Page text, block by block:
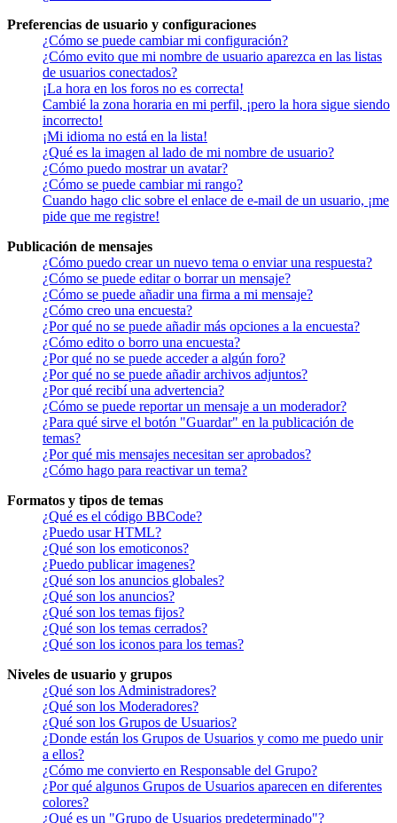
Preferencias de usuario y configuraciones
¿Cómo se puede cambiar mi configuración?
¿Cómo evito que mi nombre de usuario aparezca en las listas
de usuarios conectados?
¡La hora en los foros no es correcta!
Cambié la zona horaria en mi perfil, ¡pero la hora sigue siendo
incorrecto!
¡Mi idioma no está en la lista!
¿Qué es la imagen al lado de mi nombre de usuario?
¿Cómo puedo mostrar un avatar?
¿Cómo se puede cambiar mi rango?
Cuando hago clic sobre el enlace de e-mail de un usuario, ¡me
pide que me registre!
Publicación de mensajes
¿Cómo puedo crear un nuevo tema o enviar una respuesta?
¿Cómo se puede editar o borrar un mensaje?
¿Cómo se puede añadir una firma a mi mensaje?
¿Cómo creo una encuesta?
¿Por qué no se puede añadir más opciones a la encuesta?
¿Cómo edito o borro una encuesta?
¿Por qué no se puede acceder a algún foro?
¿Por qué no se puede añadir archivos adjuntos?
¿Por qué recibí una advertencia?
¿Cómo se puede reportar un mensaje a un moderador?
¿Para qué sirve el botón "Guardar" en la publicación de
temas?
¿Por qué mis mensajes necesitan ser aprobados?
¿Cómo hago para reactivar un tema?
Formatos y tipos de temas
¿Qué es el código BBCode?
¿Puedo usar HTML?
¿Qué son los emoticonos?
¿Puedo publicar imagenes?
¿Qué son los anuncios globales?
¿Qué son los anuncios?
¿Qué son los temas fijos?
¿Qué son los temas cerrados?
¿Qué son los iconos para los temas?
Niveles de usuario y grupos
¿Qué son los Administradores?
¿Qué son los Moderadores?
¿Qué son los Grupos de Usuarios?
¿Donde están los Grupos de Usuarios y como me puedo unir
a ellos?
¿Cómo me convierto en Responsable del Grupo?
¿Por qué algunos Grupos de Usuarios aparecen en diferentes
colores?
¿Qué es un "Grupo de Usuarios predeterminado"?